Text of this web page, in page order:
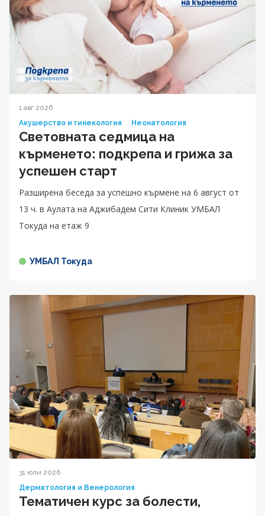
1 авг 2026
Акушерство и гинекология
Неонатология
Световната седмица на
кърменето: подкрепа и грижа за
успешен старт
Разширена беседа за успешно кърмене на 6 август от
13 ч. в Аулата на Аджибадем Сити Клиник УМБАЛ
Токуда на етаж 9
УМБАЛ Токуда
31 юли 2026
Дерматология и Венерология
Тематичен курс за болести,